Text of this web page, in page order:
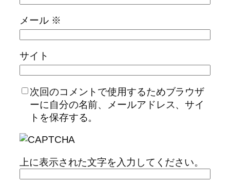
メール ※
サイト
次回のコメントで使用するためブラウザ
ーに自分の名前、メールアドレス、サイ
トを保存する。
上に表示された文字を入力してください。